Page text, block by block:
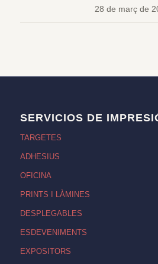
28 de març de
SERVICIOS DE
TARGETES
ADHESIUS
OFICINA
PRINTS I LÀMINES
DESPLEGABLES
ESDEVENIMENTS
EXPOSITORS